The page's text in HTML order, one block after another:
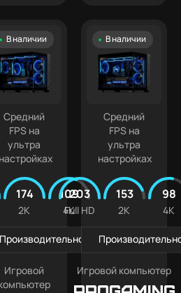
играх
В наличии
Средний
FPS на
ультра
настройках
174
2K
109
4K
Производительность в играх
Игровой
В наличии
Средний
FPS на
ультра
настройках
203
Full HD
153
2K
98
4K
Игровой компьютер